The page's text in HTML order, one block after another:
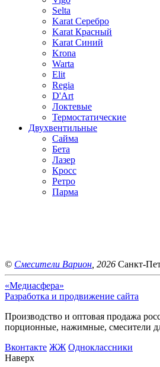
Selta
Karat Серебро
Karat Красный
Karat Синий
Krona
Warta
Elit
Regia
D'Art
Локтевые
Термостатические
Двухвентильные
Сайма
Бета
Лазер
Кросс
Ретро
Парма
© Смесители Варион , 2026 Санкт-
«Медиасфера»
Разработка и продвижение сайта
Производство и оптовая продажа
порционные, нажимные, смесители
Bконтакте ЖЖ Одноклассники
Наверх